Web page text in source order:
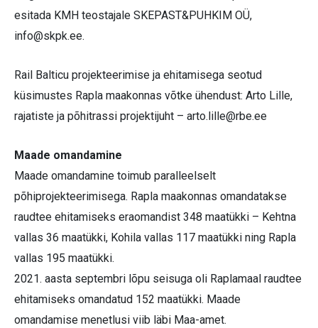
esitada KMH teostajale SKEPAST&PUHKIM OÜ,
info@skpk.ee.
Rail Balticu projekteerimise ja ehitamisega seotud
küsimustes Rapla maakonnas võtke ühendust: Arto Lille,
rajatiste ja põhitrassi projektijuht – arto.lille@rbe.ee
Maade omandamine
Maade omandamine toimub paralleelselt
põhiprojekteerimisega. Rapla maakonnas omandatakse
raudtee ehitamiseks eraomandist 348 maatükki – Kehtna
vallas 36 maatükki, Kohila vallas 117 maatükki ning Rapla
vallas 195 maatükki.
2021. aasta septembri lõpu seisuga oli Raplamaal raudtee
ehitamiseks omandatud 152 maatükki. Maade
omandamise menetlusi viib läbi Maa-amet.